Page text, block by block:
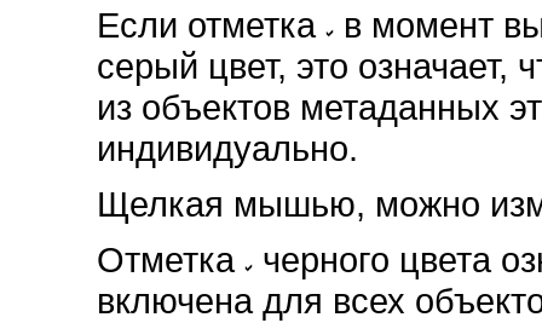
Если отметка
в момент
серый цвет, это означает,
из объектов метаданных
индивидуально.
Щелкая мышью, можно
Отметка
черного цвета
включена для всех